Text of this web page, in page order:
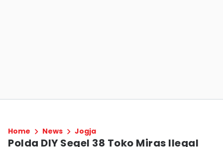
Home News Jogja
Polda DIY Segel 38 Toko Miras Ilegal